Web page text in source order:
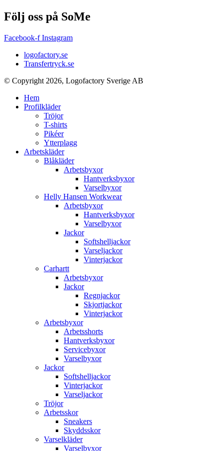
Följ oss på SoMe
Facebook-f Instagram
logofactory.se
Transfertryck.se
© Copyright 2026, Logofactory Sverige AB
Hem
Profilkläder
Tröjor
T-shirts
Pikéer
Ytterplagg
Arbetskläder
Blåkläder
Arbetsbyxor
Hantverksbyxor
Varselbyxor
Helly Hansen Workwear
Arbetsbyxor
Hantverksbyxor
Varselbyxor
Jackor
Softshelljackor
Varseljackor
Vinterjackor
Carhartt
Arbetsbyxor
Jackor
Regnjackor
Skjortjackor
Vinterjackor
Arbetsbyxor
Arbetsshorts
Hantverksbyxor
Servicebyxor
Varselbyxor
Jackor
Softshelljackor
Vinterjackor
Varseljackor
Tröjor
Arbetsskor
Sneakers
Skyddsskor
Varselkläder
Varselbyxor